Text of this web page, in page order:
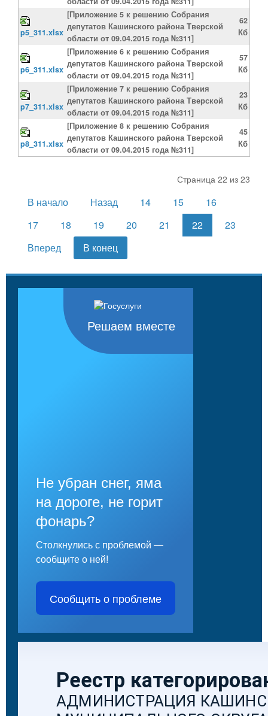
p5_311.xlsx
[Приложение 5 к решению Собрания
депутатов Кашинского района Тверской
области от 09.04.2015 года №311]
62
Кб
p6_311.xlsx
[Приложение 6 к решению Собрания
депутатов Кашинского района Тверской
области от 09.04.2015 года №311]
57
Кб
p7_311.xlsx
[Приложение 7 к решению Собрания
депутатов Кашинского района Тверской
области от 09.04.2015 года №311]
23
Кб
p8_311.xlsx
[Приложение 8 к решению Собрания
депутатов Кашинского района Тверской
области от 09.04.2015 года №311]
45
Кб
Страница 22 из 23
В начало Назад 14 15
16
17
18 19 20 21 22
23
Вперед
В конец
Решаем вместе
Не убран снег, яма
на дороге, не горит
фонарь?
Столкнулись с проблемой —
сообщите о ней!
Сообщить о проблеме